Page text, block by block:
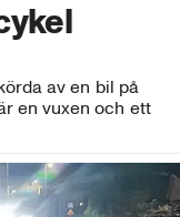
av en bil på
en vuxen och ett